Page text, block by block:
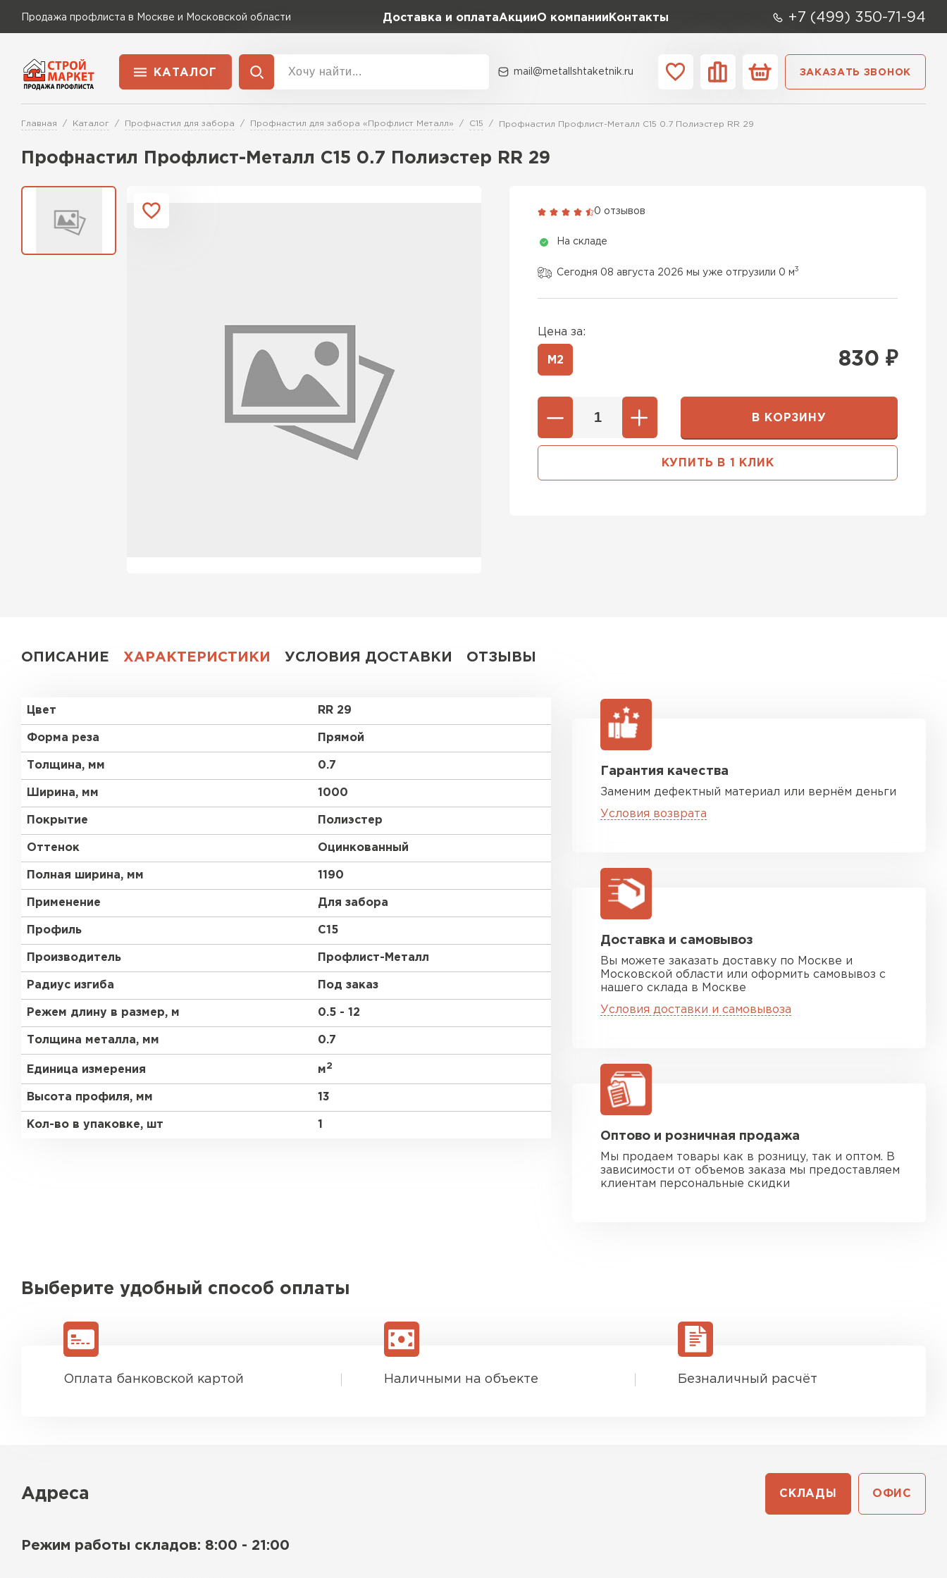
Продажа профлиста в Москве и Московской области Доставка и оплатаАкцииО компании Контакты +7 (499) 350-71-94
КАТАЛОГ
Применение
Для забора
Бренд
Гранд Лайн
mail@metallshtaketnik.ru ЗАКАЗАТЬ ЗВОНОК
Главная Каталог Профнастил для забора Профнастил для забора «Профлист Металл» С15 Профнастил Профлист-Металл C15 0.7 Полиэстер RR 29
Профнастил Профлист-Металл C15 0.7 Полиэстер RR 29
0 отзывов
На складе
Сегодня 08 августа 2026 мы уже отгрузили 0 м3
Цена за:
М2 830 ₽
В КОРЗИНУ
КУПИТЬ В 1 КЛИК
ОПИСАНИЕ ХАРАКТЕРИСТИКИ УСЛОВИЯ ДОСТАВКИ ОТЗЫВЫ
Цвет RR 29
Форма реза Прямой
Толщина, мм 0.7
Ширина, мм 1000
Покрытие Полиэстер
Оттенок Oцинкованный
Полная ширина, мм 1190
Применение Для забора
Профиль C15
Производитель Профлист-Металл
Радиус изгиба Под заказ
Режем длину в размер, м 0.5 - 12
Толщина металла, мм 0.7
Единица измерения м2
Высота профиля, мм 13
Кол-во в упаковке, шт 1
Гарантия качества
Заменим дефектный материал или вернём деньги
Условия возврата
Доставка и самовывоз
Вы можете заказать доставку по Москве и
Московской области или оформить самовывоз с
нашего склада в Москве
Условия доставки и самовывоза
Оптово и розничная продажа
Мы продаем товары как в розницу, так и оптом. В
зависимости от объемов заказа мы предоставляем
клиентам персональные скидки
Выберите удобный способ оплаты
Оплата банковской картой Наличными на объекте Безналичный расчёт
Адреса СКЛАДЫ ОФИС
Режим работы складов: 8:00 - 21:00